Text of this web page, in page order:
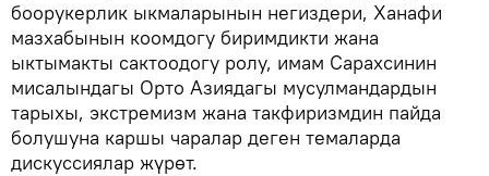
боорукерлик ыкмаларынын негиздери, Ханафи
мазхабынын коомдогу биримдикти жана
ыктымакты сактоодогу ролу, имам Сарахсинин
мисалындагы Орто Азиядагы мусулмандардын
тарыхы, экстремизм жана такфиризмдин пайда
болушуна каршы чаралар деген темаларда
дискуссиялар жүрөт.